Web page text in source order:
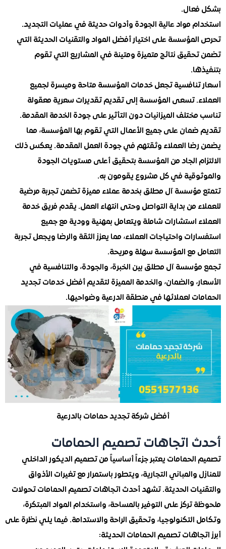
مواد عالية الجودة وأدوات حديثة في عمليات التجديد.
على اختيار أفضل المواد والتقنيات الحديثة التي
نتائج متميزة ومتينة في المشاريع التي تقوم
تجعل خدمات المؤسسة متاحة وميسرة لجميع
تسعى المؤسسة إلى تقديم تقديرات سعرية معقولة
الميزانيات دون التأثير على جودة الخدمة المقدمة.
على جميع الأعمال التي تقوم بها المؤسسة، مما
العملاء وثقتهم في جودة العمل المقدمة. يعكس ذلك
الجاد من المؤسسة بتحقيق أعلى مستويات الجودة
في كل مشروع يقومون به.
آل مطلق بخدمة عملاء مميزة تضمن تجربة مرضية
من بداية التواصل وحتى انتهاء العمل. يقدم فريق خدمة
استشارات شاملة ويتعامل بمهنية وودية مع جميع
واحتياجات العملاء، مما يعزز الثقة والرضا ويجعل تجربة
مع المؤسسة سهلة ومريحة.
آل مطلق بين الخبرة، والجودة، والتنافسية في
والضمان، والخدمة المميزة لتقديم أفضل خدمات تجديد
لعملائها في منطقة الدرعية وضواحيها.
أفضل شركة تجديد حمامات بالدرعية
اتجاهات تصميم الحمامات
يعتبر جزءاً أساسياً من تصميم الديكور الداخلي
والمباني التجارية، ويتطور باستمرار مع تغيرات الأذواق
الحديثة. تشهد أحدث اتجاهات تصميم الحمامات تحولات
تركز على التوفير بالمساحة، واستخدام المواد المبتكرة،
التكنولوجيا، وتحقيق الراحة والاستدامة. فيما يلي نظرة على
تصميم الحمامات الحديثة: